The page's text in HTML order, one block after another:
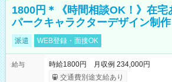
1800円＊《時間相談OK！》在宅
パークキャラクターデザイン制作
派遣 WEB登録・面接OK
給与
時給1800円 月収例 234,000円
交通費別途支給あり